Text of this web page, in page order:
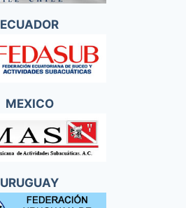
ECUADOR
MEXICO
URUGUAY